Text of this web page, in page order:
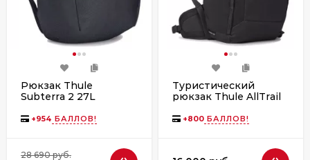
Рюкзак Thule
Subterra 2 27L
+954 БАЛЛОВ!
28 690 руб.
Туристический
рюкзак Thule AllTrail
Obsidian
+800 БАЛЛОВ!